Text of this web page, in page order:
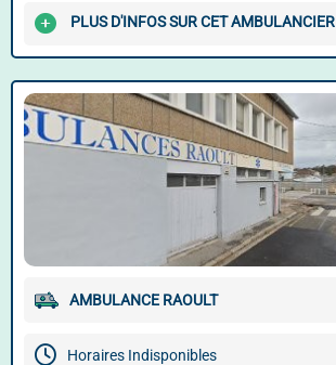
PLUS D'INFOS SUR CET AMBULANCIER
AMBULANCE RAOULT
Horaires Indisponibles